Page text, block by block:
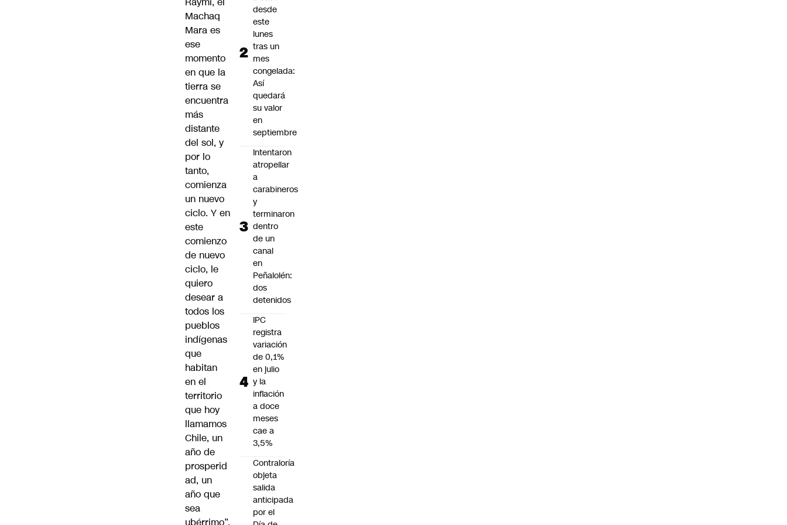
Machaq
Mara es
ese
momento
en que la
tierra se
encuentra
más
distante
del sol, y
por lo
tanto,
comienza
un nuevo
ciclo. Y en
este
comienzo
de nuevo
ciclo, le
quiero
desear a
todos los
pueblos
indígenas
que
habitan
en el
territorio
que hoy
llamamos
Chile, un
año de
prosperid
ad, un
año que
sea
ubérrimo”,
desde
este
lunes
tras un
mes
congelada:
Así
quedará
su valor
en
septiembre
Intentaron
atropellar
a
carabineros
y
terminaron
dentro
de un
canal
en
Peñalolén:
dos
detenidos
IPC
registra
variación
de 0,1%
en julio
y la
inflación
a doce
meses
cae a
3,5%
Contraloría
objeta
salida
anticipada
por el